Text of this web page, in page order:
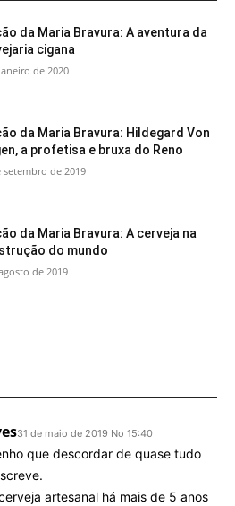
da Maria Bravura: A aventura da
cigana
de 2020
da Maria Bravura: Hildegard Von
a profetisa e bruxa do Reno
setembro de 2019
da Maria Bravura: A cerveja na
do mundo
de 2019
31 de maio de 2019 No 15:40
que descordar de quase tudo
artesanal há mais de 5 anos